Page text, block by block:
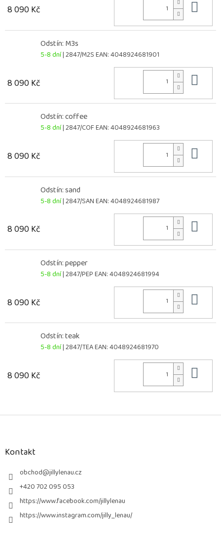
8 090 Kč
Odstín: M3s
5-8 dní| 2847/M2SEAN:4048924681901
8 090 Kč
Odstín: coffee
5-8 dní| 2847/COFEAN:4048924681963
8 090 Kč
Odstín: sand
5-8 dní| 2847/SANEAN:4048924681987
8 090 Kč
Odstín: pepper
5-8 dní| 2847/PEPEAN:4048924681994
8 090 Kč
Odstín: teak
5-8 dní| 2847/TEAEAN:4048924681970
8 090 Kč
Z
Kontakt
obchod@jillylenau.cz
+420 702 095 053
https://www.facebook.com/jillylenau
https://www.instagram.com/jilly_lenau/